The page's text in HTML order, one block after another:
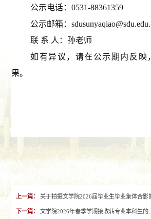
公示电话：0531-88361359
公示邮箱：
联 系 人：孙老师
如有异议，请在公示期内反映
果。
上一篇： 关于拍摄文学院2026届毕业生毕业集体合影
下一篇： 文学院2026年春季学期接收转专业本科生的